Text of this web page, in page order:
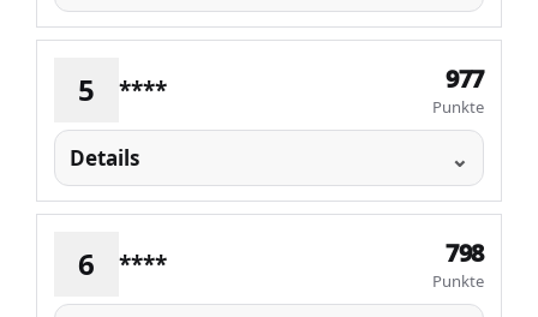
5 **** 977
Punkte
Details
6 **** 798
Punkte